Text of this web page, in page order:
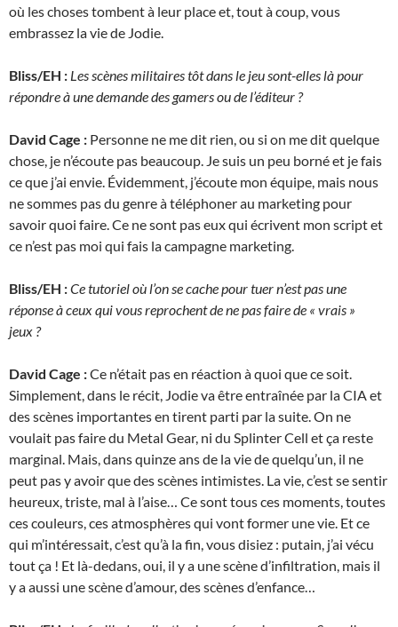
où les choses tombent à leur place et, tout à coup, vous
embrassez la vie de Jodie.
Bliss/EH : Les scènes militaires tôt dans le jeu sont-elles là pour
répondre à une demande des gamers ou de l’éditeur ?
David Cage : Personne ne me dit rien, ou si on me dit quelque
chose, je n’écoute pas beaucoup. Je suis un peu borné et je fais
ce que j’ai envie. Évidemment, j’écoute mon équipe, mais nous
ne sommes pas du genre à téléphoner au marketing pour
savoir quoi faire. Ce ne sont pas eux qui écrivent mon script et
ce n’est pas moi qui fais la campagne marketing.
Bliss/EH :Ce tutoriel où l’on se cache pour tuer n’est pas une
réponse à ceux qui vous reprochent de ne pas faire de « vrais »
jeux ?
David Cage :Ce n’était pas en réaction à quoi que ce soit.
Simplement, dans le récit, Jodie va être entraînée par la CIA et
des scènes importantes en tirent parti par la suite. On ne
voulait pas faire du Metal Gear, ni du Splinter Cell et ça reste
marginal. Mais, dans quinze ans de la vie de quelqu’un, il ne
peut pas y avoir que des scènes intimistes. La vie, c’est se sentir
heureux, triste, mal à l’aise… Ce sont tous ces moments, toutes
ces couleurs, ces atmosphères qui vont former une vie. Et ce
qui m’intéressait, c’est qu’à la fin, vous disiez : putain, j’ai vécu
tout ça ! Et là-dedans, oui, il y a une scène d’infiltration, mais il
y a aussi une scène d’amour, des scènes d’enfance…